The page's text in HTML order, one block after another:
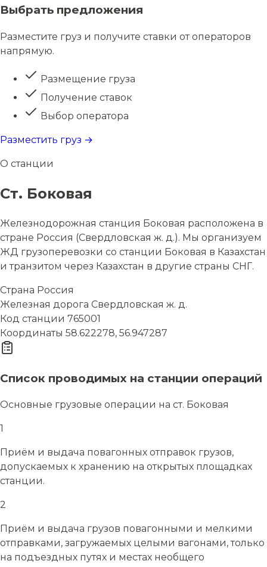
Выбрать предложения
Разместите груз и получите ставки от операторов
напрямую.
Размещение груза
Получение ставок
Выбор оператора
Разместить груз →
О станции
Ст. Боковая
Железнодорожная станция Боковая расположена в
стране Россия (Свердловская ж. д.). Мы организуем
ЖД грузоперевозки со станции Боковая в Казахстан
и транзитом через Казахстан в другие страны СНГ.
Страна Россия
Железная дорога Свердловская ж. д.
Код станции 765001
Координаты 58.622278, 56.947287
Список проводимых на станции операций
Основные грузовые операции на ст. Боковая
1
Приём и выдача повагонных отправок грузов,
допускаемых к хранению на открытых площадках
станции.
2
Приём и выдача грузов повагонными и мелкими
отправками, загружаемых целыми вагонами, только
на подъездных путях и местах необщего